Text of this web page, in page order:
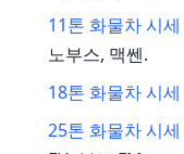
11톤 화물차 시세
노부스, 맥쎈.
18톤 화물차 시세
25톤 화물차 시세